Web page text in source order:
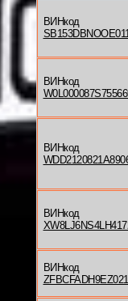
ВИНкод
ВИНкод
ВИНкод
ВИНкод
ВИНкод